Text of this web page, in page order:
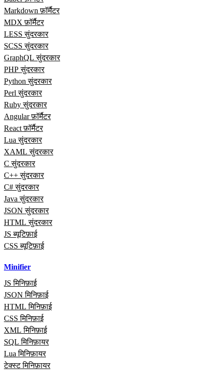
Markdown फ़ॉर्मैटर
MDX फ़ॉर्मैटर
LESS सुंदरकार
SCSS सुंदरकार
GraphQL सुंदरकार
PHP सुंदरकार
Python सुंदरकार
Perl सुंदरकार
Ruby सुंदरकार
Angular फ़ॉर्मैटर
React फ़ॉर्मैटर
Lua सुंदरकार
XAML सुंदरकार
C सुंदरकार
C++ सुंदरकार
C# सुंदरकार
Java सुंदरकार
JSON सुंदरकार
HTML सुंदरकार
JS ब्यूटिफ़ाई
CSS ब्यूटिफ़ाई
Minifier
JS मिनिफ़ाई
JSON मिनिफ़ाई
HTML मिनिफ़ाई
CSS मिनिफ़ाई
XML मिनिफ़ाई
SQL मिनिफ़ायर
Lua मिनिफ़ायर
टेक्स्ट मिनिफ़ायर